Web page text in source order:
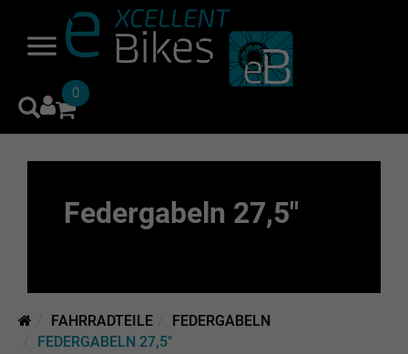
0
Federgabeln 27,5"
FAHRRADTEILE
FEDERGABELN
FEDERGABELN 27,5"